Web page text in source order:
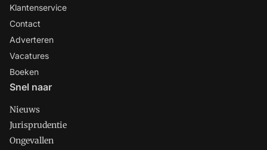
Klantenservice
Contact
Adverteren
Vacatures
Boeken
Snel naar
Nieuws
Jurisprudentie
Ongevallen